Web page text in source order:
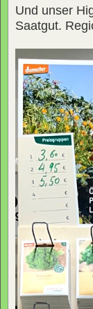
Und unser
Saatgut.